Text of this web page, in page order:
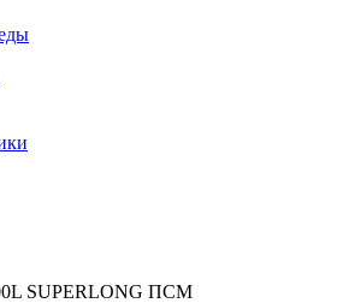
SUPERLONG ПСМ